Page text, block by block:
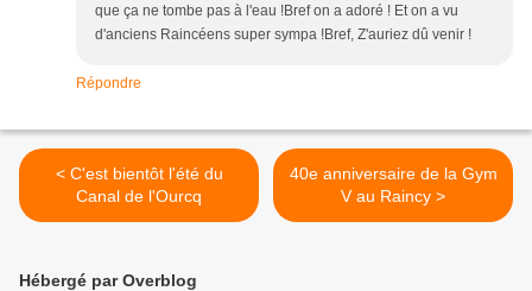
que ça ne tombe pas à l'eau !Bref on a adoré ! Et on a vu
d'anciens Raincéens super sympa !Bref, Z'auriez dû venir !
Répondre
< C'est bientôt l'été du
Canal de l'Ourcq
40e anniversaire de la Gym
V au Raincy >
Hébergé par Overblog